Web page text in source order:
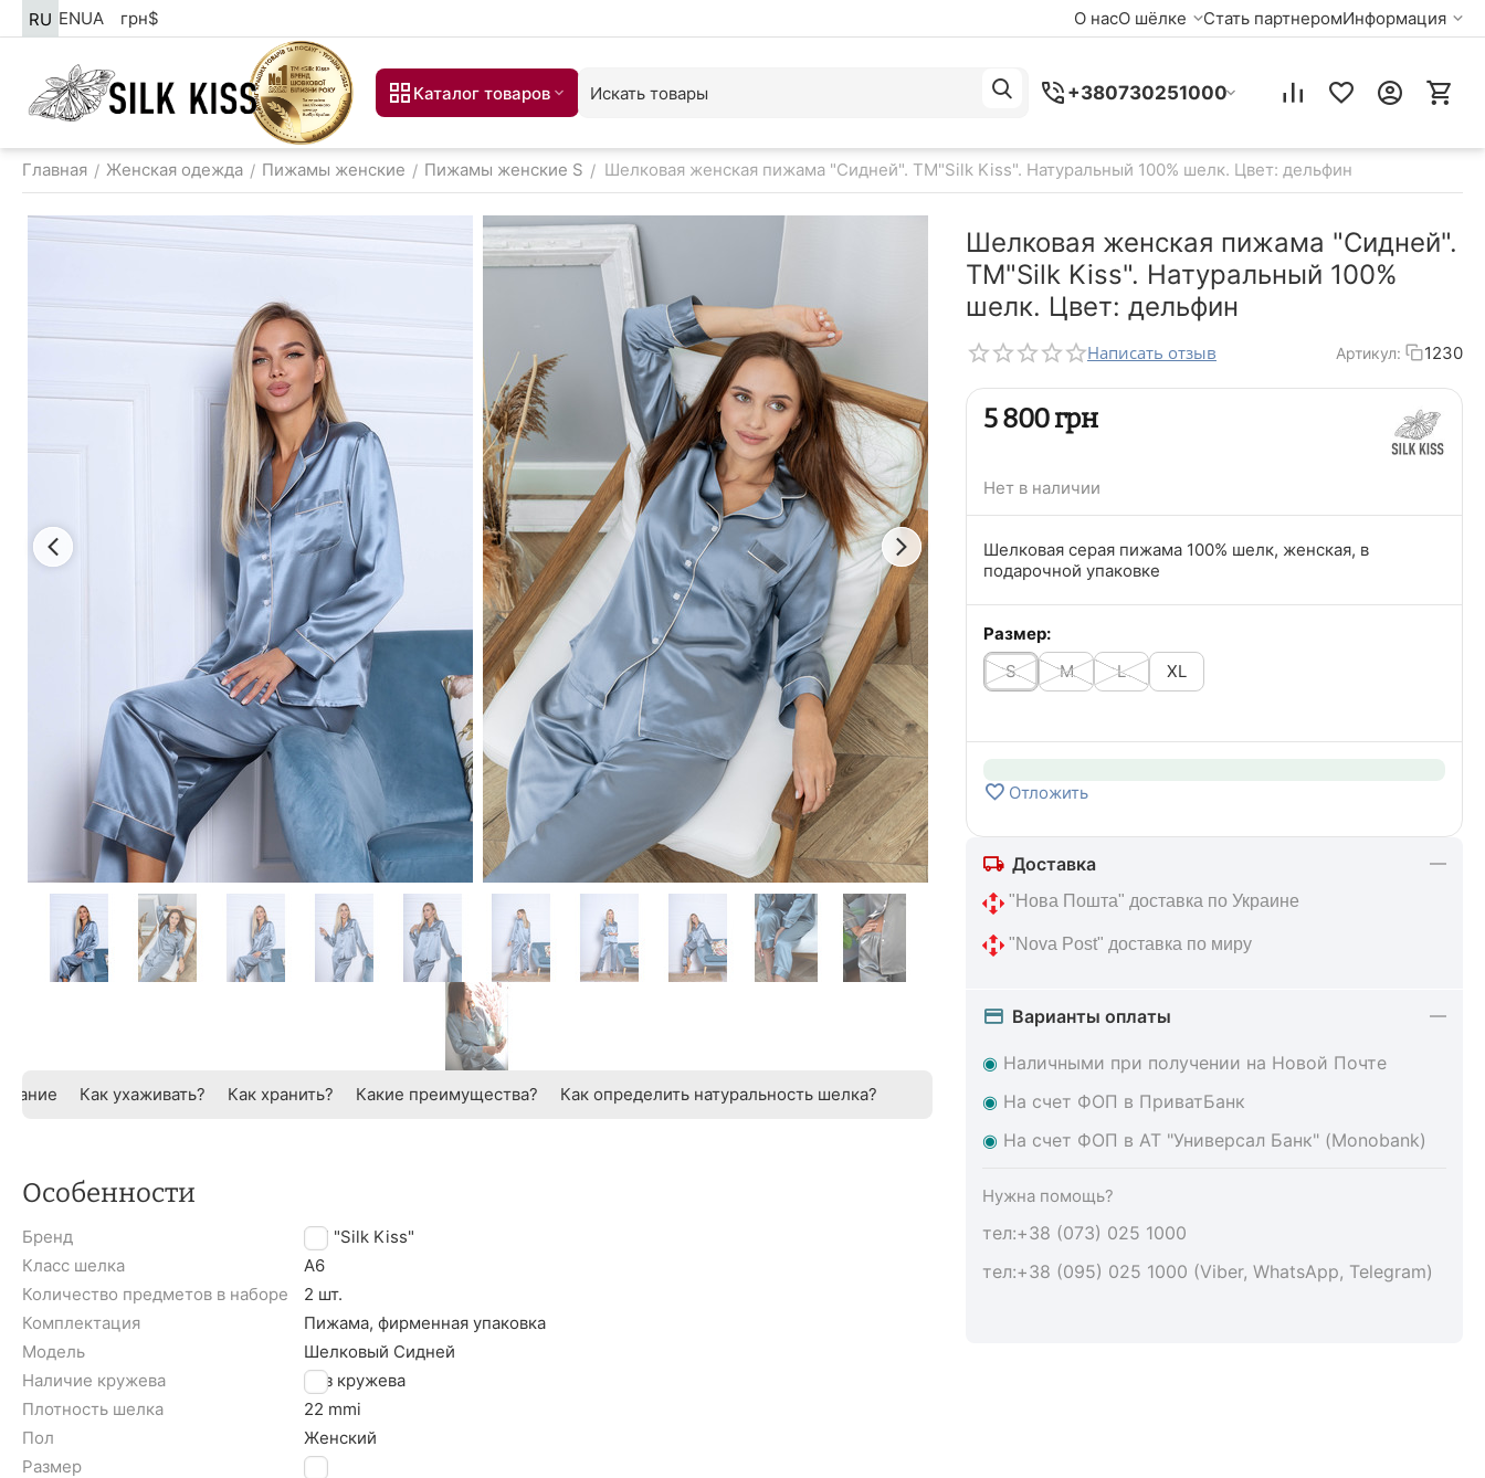
RU ENUA грн$ О насО шёлке Стать партнеромИнформация
Каталог товаров +380730251000
Главная / Женская одежда / Пижамы женские / Пижамы женские S / Шелковая женская пижама "Сидней". TM"Silk Kiss". Натуральный 100% шелк. Цвет: дельфин
Шелковая женская пижама "Сидней".
TM"Silk Kiss". Натуральный 100%
шелк. Цвет: дельфин
Написать отзыв Артикул: 1230
‍5 800‍грн
Нет в наличии
Шелковая серая пижама 100% шелк, женская, в
подарочной упаковке
Размер:
S
M L XL
Отложить
Доставка
"Нова Пошта" доставка по Украине
"Nova Post" доставка по миру
Варианты оплаты
◉ Наличными при получении на Новой Почте
◉ На счет ФОП в ПриватБанк
◉ На счет ФОП в АТ "Универсал Банк" (Monobank)
Нужна помощь?
тел:+38 (073) 025 1000
тел:+38 (095) 025 1000 (Viber, WhatsApp, Telegram)
Как ухаживать? Как хранить? Какие преимущества? Как определить натуральность шелка?
Особенности
Бренд
TM "Silk Kiss"
Класс шелка
A6
Количество предметов в наборе
2 шт.
Комплектация
Пижама, фирменная упаковка
Модель
Шелковый Сидней
Наличие кружева
Без кружева
Плотность шелка
22 mmi
Пол
Женский
Размер
S